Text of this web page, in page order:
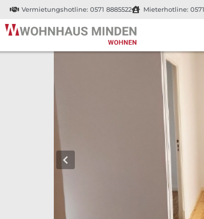
Vermietungshotline: 0571 8885522 Mieterhotline: